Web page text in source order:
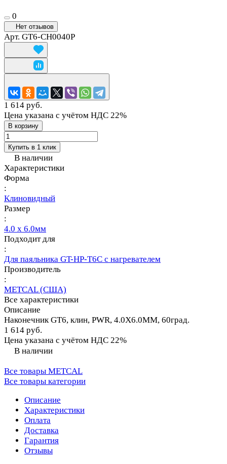
0
Нет отзывов
Арт. GT6-CH0040P
1 614 руб.
Цена указана с учётом НДС 22%
В корзину
Купить в 1 клик
В наличии
Характеристики
Форма
:
Клиновидный
Размер
:
4.0 x 6.0мм
Подходит для
:
Для паяльника GT-HP-T6С с нагревателем
Производитель
:
METCAL (США)
Все характеристики
Описание
Наконечник GT6, клин, PWR, 4.0X6.0MM, 60град.
1 614 руб.
Цена указана с учётом НДС 22%
В наличии
Все товары METCAL
Все товары категории
Описание
Характеристики
Оплата
Доставка
Гарантия
Отзывы